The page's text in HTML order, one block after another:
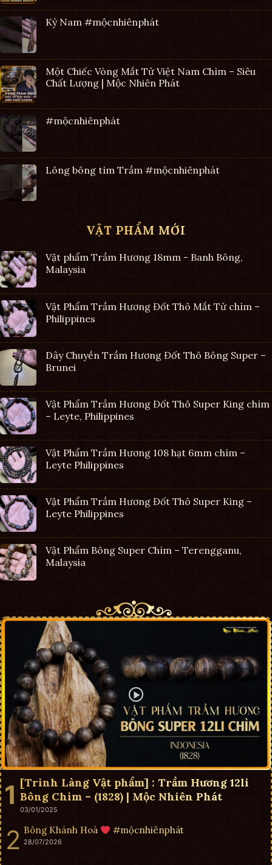
Kỳ Nam #mộcnhiênphát
Một Chiếc Vòng Mắt Tử Việt Nam Chìm – Siêu
Chất Lượng | Mộc Nhiên Phát
#mộcnhiênphát
Lông bông tìm Trầm #mộcnhiênphát
VẬT PHẨM MỚI
Vật phẩm Trầm Hương 18mm - Banh Bông,
Malaysia
Vật Phẩm Trầm Hương Đốt Thô Mắt Tử chìm –
Philippines
Dây Chuyền Trầm Hương Đốt Thô Bông Super –
Brunei
Vật Phẩm Trầm Hương Đốt Thô Super King chìm
– Leyte, Philippines
Vật Phẩm Trầm Hương 108 hạt 6mm chìm –
Leyte Philippines
Vật Phẩm Trầm Hương Đốt Thô Super King –
Leyte Philippines
Vật Phẩm Bông Super Chìm – Terengganu,
Malaysia
[Trình Làng Vật phẩm] : Trầm Hương 12li
Bông Chìm – (1828) | Mộc Nhiên Phát
03/01/2025
Bông Khánh Hoà #mộcnhiênphát
28/07/2026